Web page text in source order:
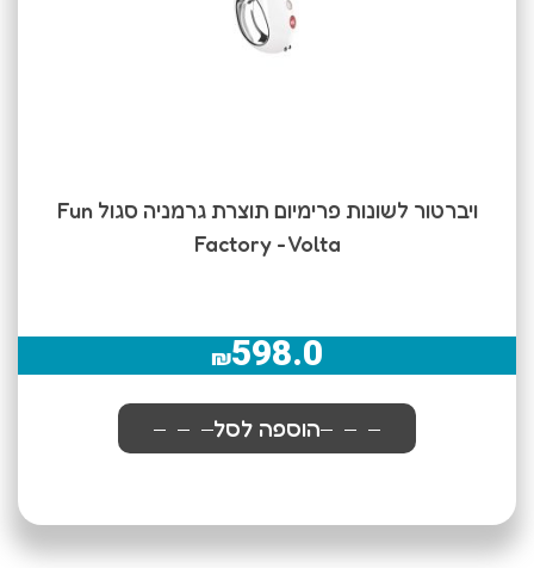
ויברטור לשונות פרימיום תוצרת גרמניה סגול Fun
Factory - Volta
₪598.0
הוספה לסל